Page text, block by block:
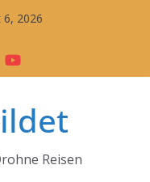
2026
Reisen